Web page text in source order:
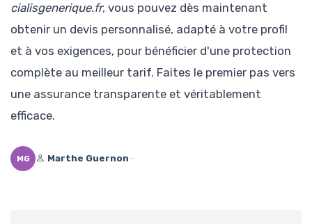
cialisgenerique.fr, vous pouvez dès maintenant
obtenir un devis personnalisé, adapté à votre profil
et à vos exigences, pour bénéficier d'une protection
complète au meilleur tarif. Faites le premier pas vers
une assurance transparente et véritablement
efficace.
MG Marthe Guernon—